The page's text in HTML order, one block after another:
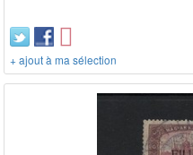
+ ajout à ma sélection